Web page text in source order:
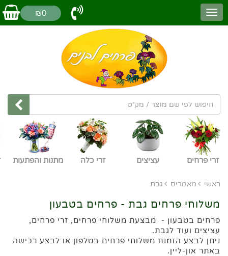
₪0
זרי פרחים עציצים זרי כלה מתנות והפתעות
ראשי מאמרים גבת
משלוחי פרחים גבת - פרחים בטבעון
פרחים בטבעון - מבצעת משלוחי פרחים, זרי פרחים,
עציצים ועוד לגבת.
ניתן לבצע הזמנת משלוחי פרחים בטלפון או לבצע רכישה
באתר און-ליין.